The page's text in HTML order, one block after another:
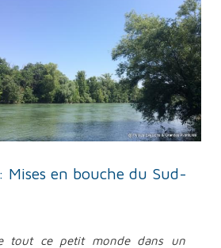
Mises en bouche du Sud-
tout ce petit monde dans un